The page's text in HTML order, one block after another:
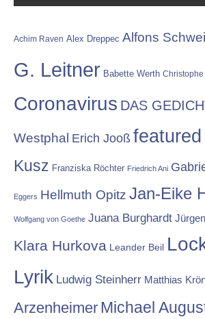
Achim Raven Alex Dreppec Alfons
G. Leitner Babette Werth
Coronavirus DAS
Westphal Erich Jooß featured
Kusz Franziska Röchter Friedrich Ani
Eggers Hellmuth Opitz Jan-Eike
Wolfgang von Goethe Juana Burghardt
Klara Hurkova Leander Beil
Lyrik Ludwig Steinherr Matthias
Arzenheimer Michael